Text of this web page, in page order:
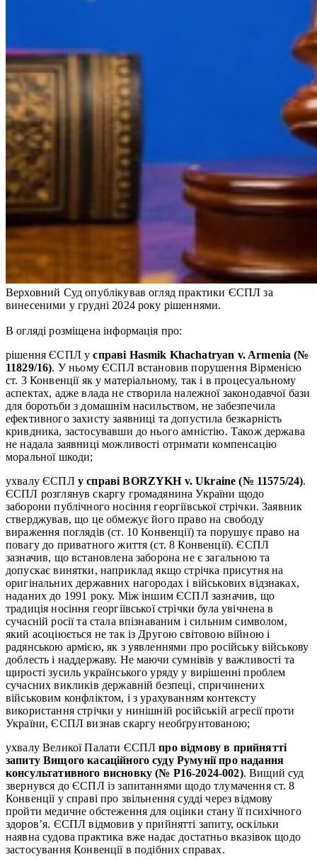
Верховний Суд опублікував огляд практики ЄСПЛ за
винесеними у грудні 2024 року рішеннями.
В огляді розміщена інформація про:
рішення ЄСПЛ усправі Hasmik Khachatryan v. Armenia (№
11829/16). У ньому ЄСПЛ встановив порушення Вірменією
ст. 3 Конвенції як у матеріальному, так і в процесуальному
аспектах, адже влада не створила належної законодавчої бази
для боротьби з домашнім насильством, не забезпечила
ефективного захисту заявниці та допустила безкарність
кривдника, застосувавши до нього амністію. Також держава
не надала заявниці можливості отримати компенсацію
моральної шкоди;
ухвалу ЄСПЛ у справі BORZYKH v. Ukraine (№ 11575/24).
ЄСПЛ розглянув скаргу громадянина України щодо
заборони публічного носіння георгіївської стрічки. Заявник
стверджував, що це обмежує його право на свободу
вираження поглядів (ст. 10 Конвенції) та порушує право на
повагу до приватного життя (ст. 8 Конвенції). ЄСПЛ
зазначив, що встановлена заборона не є загальною та
допускає винятки, наприклад якщо стрічка присутня на
оригінальних державних нагородах і військових відзнаках,
наданих до 1991 року. Між іншим ЄСПЛ зазначив, що
традиція носіння георгіївської стрічки була увічнена в
сучасній росії та стала впізнаваним і сильним символом,
який асоціюється не так із Другою світовою війною і
радянською армією, як з уявленнями про російську військову
доблесть і наддержаву. Не маючи сумнівів у важливості та
щирості зусиль українського уряду у вирішенні проблем
сучасних викликів державній безпеці, спричинених
військовим конфліктом, і з урахуванням контексту
використання стрічки у нинішній російській агресії проти
України, ЄСПЛ визнав скаргу необґрунтованою;
ухвалу Великої Палати ЄСПЛпро відмову в прийнятті
запиту Вищого касаційного суду Румунії про надання
консультативного висновку (№ P16-2024-002). Вищий суд
звернувся до ЄСПЛ із запитаннями щодо тлумачення ст. 8
Конвенції у справі про звільнення судді через відмову
пройти медичне обстеження для оцінки стану її психічного
здоров’я. ЄСПЛ відмовив у прийнятті запиту, оскільки
наявна судова практика вже надає достатньо вказівок щодо
застосування Конвенції в подібних справах.